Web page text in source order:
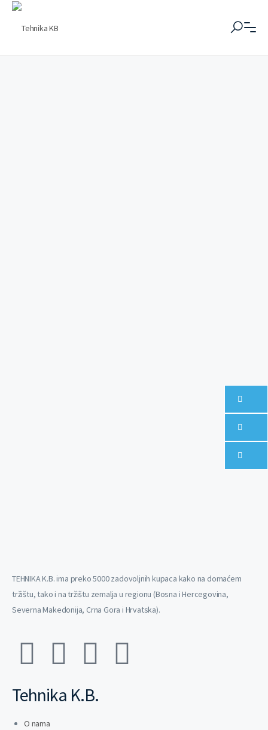
TEHNIKA K.B. ima preko 5000 zadovoljnih kupaca kako na domaćem
tržištu, tako i na tržištu zemalja u regionu (Bosna i Hercegovina,
Severna Makedonija, Crna Gora i Hrvatska).
Tehnika K.B.
O nama